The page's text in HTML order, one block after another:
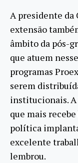
A presidente da
extensão
âmbito da pós-
que atuem
programas
serem
institucionais. A
que mais
política
excelente
lembrou.